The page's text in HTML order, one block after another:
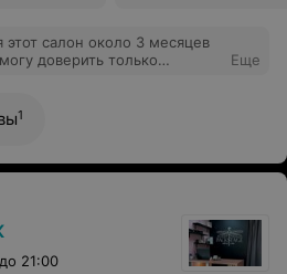
этот салон около 3 месяцев
доверить только
цены) Спасибо за вашу
рекомендую!
Еще
1
до 21:00